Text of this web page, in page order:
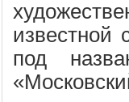
известной
под